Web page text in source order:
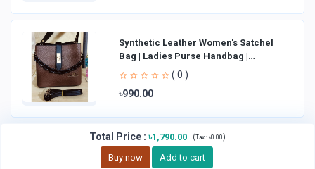
Synthetic Leather Women's Satchel
Bag | Ladies Purse Handbag |
Handheld Bag | Sl
( 0 )
৳990.00
Total Price : ৳1,790.00 (Tax : ৳0.00)
Buy now Add to cart